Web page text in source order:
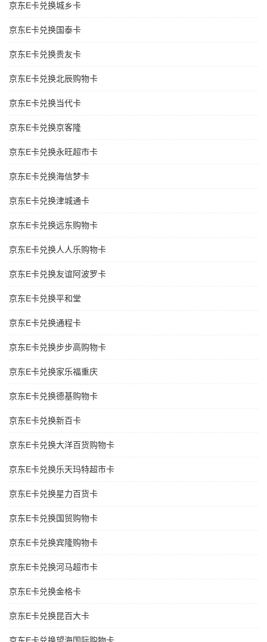
京东E卡兑换城乡卡
京东E卡兑换国泰卡
京东E卡兑换贵友卡
京东E卡兑换北辰购物卡
京东E卡兑换当代卡
京东E卡兑换京客隆
京东E卡兑换永旺超市卡
京东E卡兑换海信梦卡
京东E卡兑换津城通卡
京东E卡兑换远东购物卡
京东E卡兑换人人乐购物卡
京东E卡兑换友谊阿波罗卡
京东E卡兑换平和堂
京东E卡兑换通程卡
京东E卡兑换步步高购物卡
京东E卡兑换家乐福重庆
京东E卡兑换德基购物卡
京东E卡兑换新百卡
京东E卡兑换大洋百货购物卡
京东E卡兑换乐天玛特超市卡
京东E卡兑换星力百货卡
京东E卡兑换国贸购物卡
京东E卡兑换宾隆购物卡
京东E卡兑换河马超市卡
京东E卡兑换金格卡
京东E卡兑换昆百大卡